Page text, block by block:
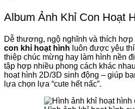
Album Ảnh Khỉ Con Hoạt
Dễ thương, ngộ nghĩnh và thích
con khỉ hoạt hình luôn được yêu
thiệp chúc mừng hay làm hình nền
tập hợp nhiều phong cách khác
hoạt hình 2D/3D sinh động – giúp
lựa chọn lựa “cute hết nấc”.